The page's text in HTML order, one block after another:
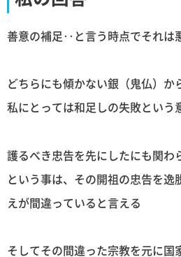
善意の補足‥と言う時点でそれは
どちらにも傾かない銀（鬼仏）か
私にとっては和足しの失敗という
護るべき忠告を先にしたにも関わ
という事は、その開祖の忠告を
えが間違っていると言える
そしてその間違った宗教を元に国